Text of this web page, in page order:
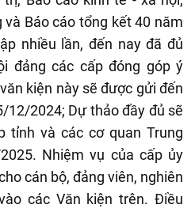
Báo cáo tổng kết 40 năm
nhiều lần, đến nay đã đủ
đảng các cấp đóng góp ý
kiện này sẽ được gửi đến
12/2024; Dự thảo đầy đủ sẽ
tỉnh và các cơ quan Trung
Nhiệm vụ của cấp ủy
cán bộ, đảng viên, nghiên
các Văn kiện trên. Điều